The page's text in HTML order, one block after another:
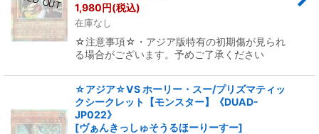
1,980円(税込)
在庫なし
☆注意事項☆・アジア版特有の初期傷が見られ
る場合がございます。予めご了承ください
☆アジア☆VS ホーリー・スー/プリズマティッ
クシークレット【モンスター】《DUAD-
JP022》
[ヴぁんきっしゅそうるほーりーすー]